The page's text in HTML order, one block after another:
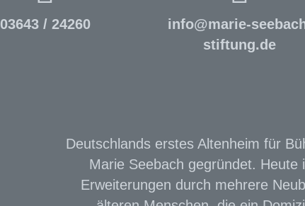
03643 / 24260 info@marie-
stiftung.de
Deutschlands erstes Altenheim für
Marie Seebach gegründet.
Erweiterungen durch mehrere